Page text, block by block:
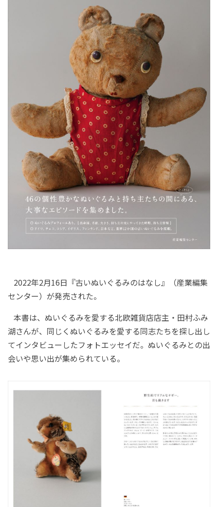
2022年2月16日『古いぬいぐるみのはなし』（産業編集
センター）が発売された。
本書は、ぬいぐるみを愛する北欧雑貨店店主・田村ふみ
湖さんが、同じくぬいぐるみを愛する同志たちを探し出し
てインタビューしたフォトエッセイだ。ぬいぐるみとの出
会いや思い出が集められている。